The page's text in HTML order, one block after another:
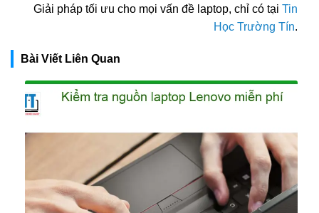
Giải pháp tối ưu cho mọi vấn đề laptop, chỉ có tại Tin
Học Trường Tín.
Bài Viết Liên Quan